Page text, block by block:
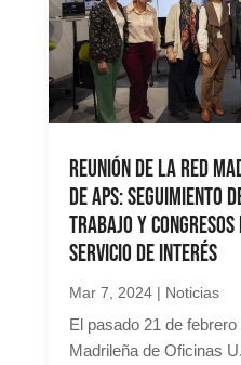
Reunión de la Red
De APS: Seguimiento
trabajo y congresos
servicio de interés
Mar 7, 2024| Noticias
El pasado 21 de
Madrileña de Oficinas